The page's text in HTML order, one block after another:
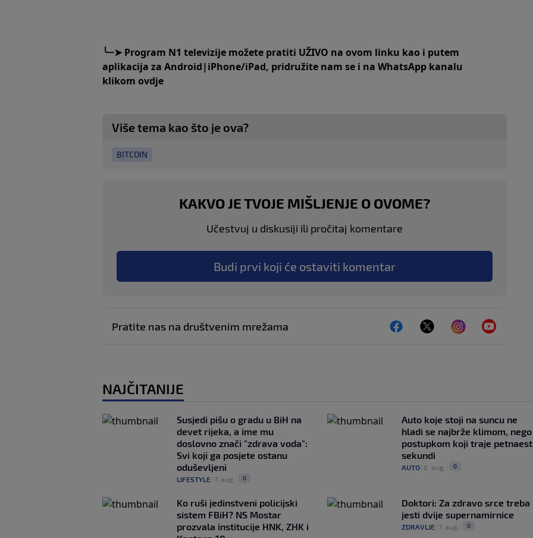
╰┈➤Program N1 televizije možete pratiti UŽIVO na ovom linku kao i putem
aplikacija za Android|iPhone/iPad, pridružite nam se i na WhatsApp kanalu
klikom ovdje
Više tema kao što je ova?
BITCOIN
KAKVO JE TVOJE MIŠLJENJE O OVOME?
Učestvuj u diskusiji ili pročitaj komentare
Budi prvi koji će ostaviti komentar
Pratite nas na društvenim mrežama
NAJČITANIJE
Susjedi pišu o gradu u BiH na
devet rijeka, a ime mu
doslovno znači "zdrava voda":
Svi koji ga posjete ostanu
oduševljeni
LIFESTYLE 7. aug. 0
Auto koje stoji na suncu ne
hladi se najbrže klimom, nego
postupkom koji traje petnaest
sekundi
AUTO| 6. aug. 0
Ko ruši jedinstveni policijski
sistem FBiH? NS Mostar
prozvala institucije HNK, ZHK i
Doktori: Za zdravo srce treba
jesti dvije supernamirnice
ZDRAVLJE| 7. aug. 0